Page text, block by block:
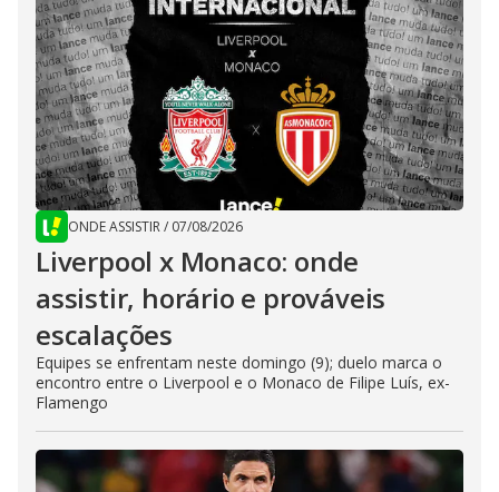
ONDE ASSISTIR/ 07/08/2026
Liverpool x Monaco: onde
assistir, horário e prováveis
escalações
Equipes se enfrentam neste domingo (9); duelo marca o
encontro entre o Liverpool e o Monaco de Filipe Luís, ex-
Flamengo